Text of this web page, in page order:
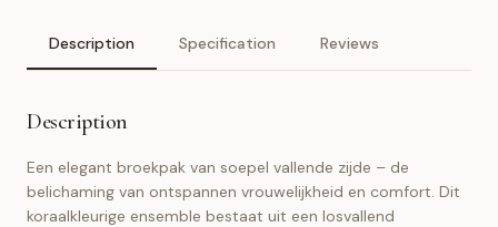
Description Specification Reviews
Description
Een elegant broekpak van soepel vallende zijde – de
belichaming van ontspannen vrouwelijkheid en comfort. Dit
koraalkleurige ensemble bestaat uit een losvallend